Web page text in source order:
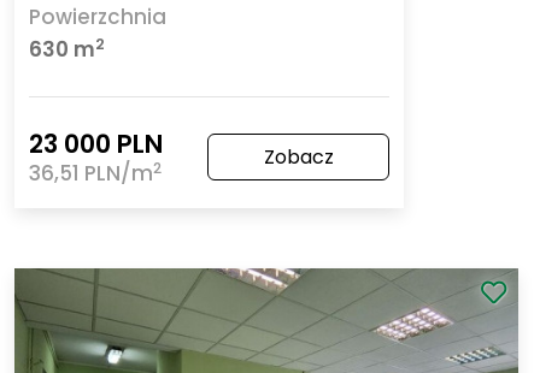
Powierzchnia
630 m2
23 000 PLN
36,51 PLN/m2 Zobacz